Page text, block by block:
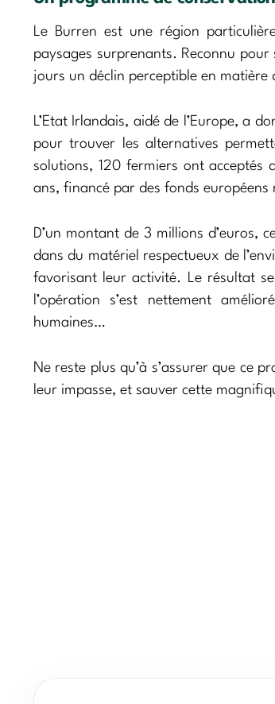
Le Burren est une région
paysages surprenants. Reconnu
jours un déclin perceptible en
L’Etat Irlandais, aidé de l’Europe, a
pour trouver les alternatives
solutions, 120 fermiers ont
ans, financé par des fonds européens
D’un montant de 3 millions
dans du matériel respectueux de
favorisant leur activité. Le résultat
l’opération s’est nettement
humaines…
Ne reste plus qu’à s’assurer que ce
leur impasse, et sauver cette